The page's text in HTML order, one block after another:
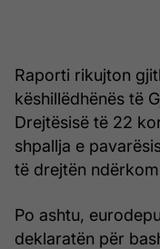
Raporti rikujton
këshillëdhënës të
Drejtësisë të 22
shpallja e
të drejtën
Po ashtu,
deklaratën për